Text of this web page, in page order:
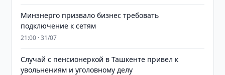
Минэнерго призвало бизнес требовать
подключение к сетям
21:00 · 31/07
Случай с пенсионеркой в Ташкенте привел к
увольнениям и уголовному делу